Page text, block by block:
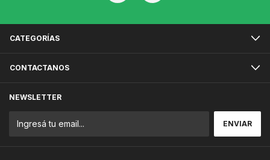
CATEGORÍAS
CONTACTANOS
NEWSLETTER